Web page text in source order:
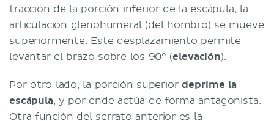
tracción de la porción inferior de la escápula, la
articulación glenohumeral(del hombro) se mueve
superiormente. Este desplazamiento permite
levantar el brazo sobre los 90° (elevación).
Por otro lado, la porción superior deprime la
escápula, y por ende actúa de forma antagonista.
Otra función del serrato anterior es la